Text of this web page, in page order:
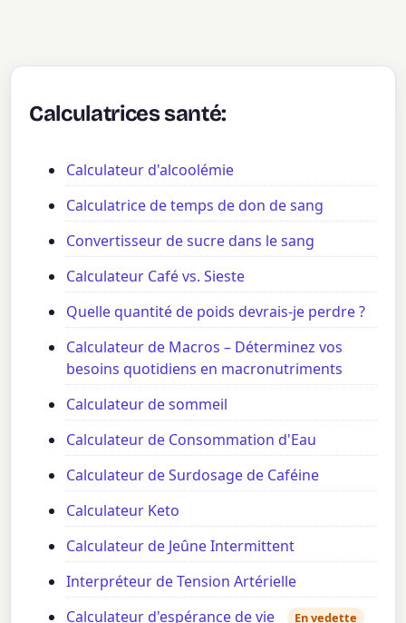
Calculatrices santé:
Calculateur d'alcoolémie
Calculatrice de temps de don de sang
Convertisseur de sucre dans le sang
Calculateur Café vs. Sieste
Quelle quantité de poids devrais-je perdre ?
Calculateur de Macros – Déterminez vos
besoins quotidiens en macronutriments
Calculateur de sommeil
Calculateur de Consommation d'Eau
Calculateur de Surdosage de Caféine
Calculateur Keto
Calculateur de Jeûne Intermittent
Interpréteur de Tension Artérielle
Calculateur d'espérance de vie
En vedette